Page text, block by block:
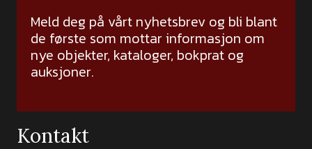
Meld deg på vårt nyhetsbrev og bli blant
de første som mottar informasjon om
nye objekter, kataloger, bokprat og
auksjoner.
Kontakt